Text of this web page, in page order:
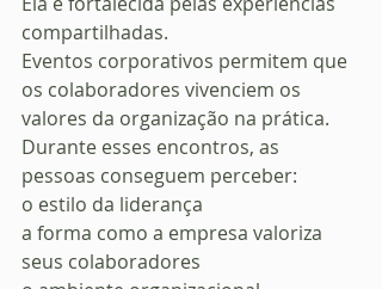
compartilhadas.
Eventos corporativos permitem que
os colaboradores vivenciem os
valores da organização na prática.
Durante esses encontros, as
pessoas conseguem perceber:
o estilo da liderança
a forma como a empresa valoriza
seus colaboradores